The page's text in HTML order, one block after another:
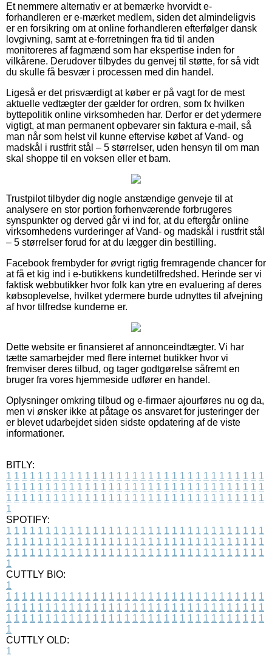
Et nemmere alternativ er at bemærke hvorvidt e-
forhandleren er e-mærket medlem, siden det almindeligvis
er en forsikring om at online forhandleren efterfølger dansk
lovgivning, samt at e-forretningen fra tid til anden
monitoreres af fagmænd som har ekspertise inden for
vilkårene. Derudover tilbydes du genvej til støtte, for så vidt
du skulle få besvær i processen med din handel.
Ligeså er det prisværdigt at køber er på vagt for de mest
aktuelle vedtægter der gælder for ordren, som fx hvilken
byttepolitik online virksomheden har. Derfor er det ydermere
vigtigt, at man permanent opbevarer sin faktura e-mail, så
man når som helst vil kunne eftervise købet af Vand- og
madskål i rustfrit stål – 5 størrelser, uden hensyn til om man
skal shoppe til en voksen eller et barn.
Trustpilot tilbyder dig nogle anstændige genveje til at
analysere en stor portion forhenværende forbrugeres
synspunkter og derved går vi ind for, at du eftergår online
virksomhedens vurderinger af Vand- og madskål i rustfrit stål
– 5 størrelser forud for at du lægger din bestilling.
Facebook frembyder for øvrigt rigtig fremragende chancer for
at få et kig ind i e-butikkens kundetilfredshed. Herinde ser vi
faktisk webbutikker hvor folk kan ytre en evaluering af deres
købsoplevelse, hvilket ydermere burde udnyttes til afvejning
af hvor tilfredse kunderne er.
Dette website er finansieret af annonceindtægter. Vi har
tætte samarbejder med flere internet butikker hvor vi
fremviser deres tilbud, og tager godtgørelse såfremt en
bruger fra vores hjemmeside udfører en handel.
Oplysninger omkring tilbud og e-firmaer ajourføres nu og da,
men vi ønsker ikke at påtage os ansvaret for justeringer der
er blevet udarbejdet siden sidste opdatering af de viste
informationer.
BITLY:
1 1 1 1 1 1 1 1 1 1 1 1 1 1 1 1 1 1 1 1 1 1 1 1 1 1 1 1 1 1 1 1 1
1 1 1 1 1 1 1 1 1 1 1 1 1 1 1 1 1 1 1 1 1 1 1 1 1 1 1 1 1 1 1 1 1
1 1 1 1 1 1 1 1 1 1 1 1 1 1 1 1 1 1 1 1 1 1 1 1 1 1 1 1 1 1 1 1 1
1
SPOTIFY:
1 1 1 1 1 1 1 1 1 1 1 1 1 1 1 1 1 1 1 1 1 1 1 1 1 1 1 1 1 1 1 1 1
1 1 1 1 1 1 1 1 1 1 1 1 1 1 1 1 1 1 1 1 1 1 1 1 1 1 1 1 1 1 1 1 1
1 1 1 1 1 1 1 1 1 1 1 1 1 1 1 1 1 1 1 1 1 1 1 1 1 1 1 1 1 1 1 1 1
1
CUTTLY BIO:
1
1 1 1 1 1 1 1 1 1 1 1 1 1 1 1 1 1 1 1 1 1 1 1 1 1 1 1 1 1 1 1 1 1
1 1 1 1 1 1 1 1 1 1 1 1 1 1 1 1 1 1 1 1 1 1 1 1 1 1 1 1 1 1 1 1 1
1 1 1 1 1 1 1 1 1 1 1 1 1 1 1 1 1 1 1 1 1 1 1 1 1 1 1 1 1 1 1 1 1
1
CUTTLY OLD:
1